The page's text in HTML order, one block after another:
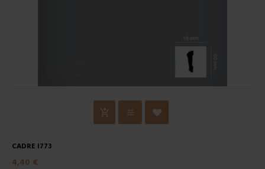
CADRE I773
4,40 €